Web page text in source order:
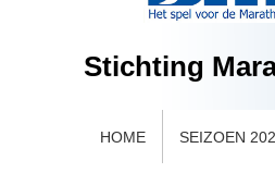
Stichting
HOME SEIZOEN